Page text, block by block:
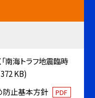
南海トラフ地震臨時
KB)
防止基本方針
PDF